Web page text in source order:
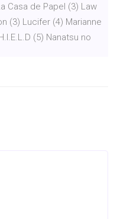
Casa de Papel (3) Law
(3) Lucifer (4) Marianne
(5) Nanatsu no